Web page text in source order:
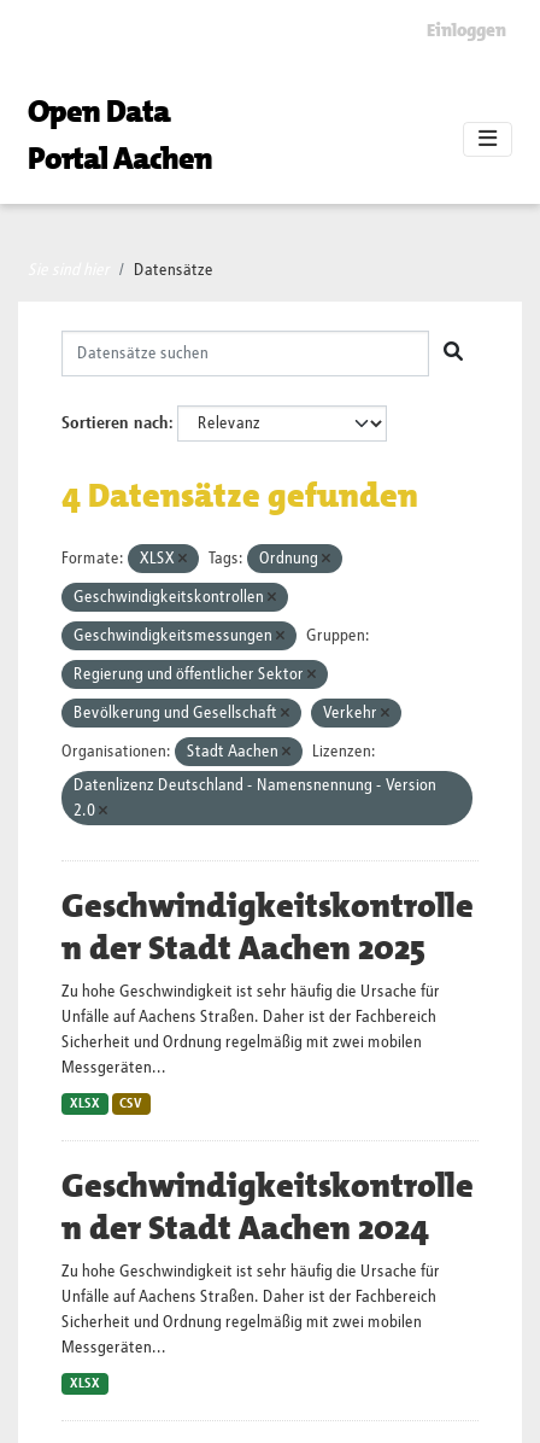
Einloggen
Open Data
Portal Aachen
Datensätze
Sortieren nach
4 Datensätze gefunden
Formate: XLSX Tags: Ordnung
Geschwindigkeitskontrollen
Geschwindigkeitsmessungen Gruppen:
Regierung und öffentlicher Sektor
Bevölkerung und Gesellschaft Verkehr
Organisationen: Stadt Aachen
Lizenzen:
Datenlizenz Deutschland - Namensnennung - Version
2.0
Geschwindigkeitskontrolle
n der Stadt Aachen 2025
Zu hohe Geschwindigkeit ist sehr häufig die Ursache für
Unfälle auf Aachens Straßen. Daher ist der Fachbereich
Sicherheit und Ordnung regelmäßig mit zwei mobilen
Messgeräten...
XLSX CSV
Geschwindigkeitskontrolle
n der Stadt Aachen 2024
Zu hohe Geschwindigkeit ist sehr häufig die Ursache für
Unfälle auf Aachens Straßen. Daher ist der Fachbereich
Sicherheit und Ordnung regelmäßig mit zwei mobilen
Messgeräten...
XLSX